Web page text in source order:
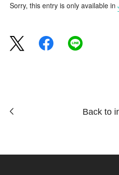
Sorry, this entry is only available in
Back to